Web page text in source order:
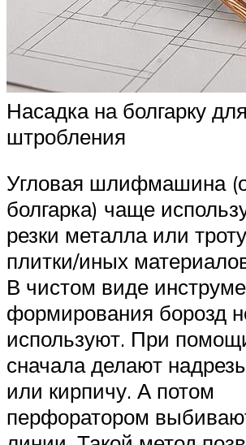
Насадка на болгарку для
штробления
Угловая шлифмашина
болгарка) чаще
резки металла или
плитки/иных
В чистом виде
формирования борозд
используют. При
сначала делают
или кирпичу. А потом
перфоратором